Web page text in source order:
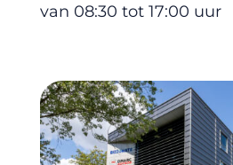
van 08:30 tot 17:00 uur